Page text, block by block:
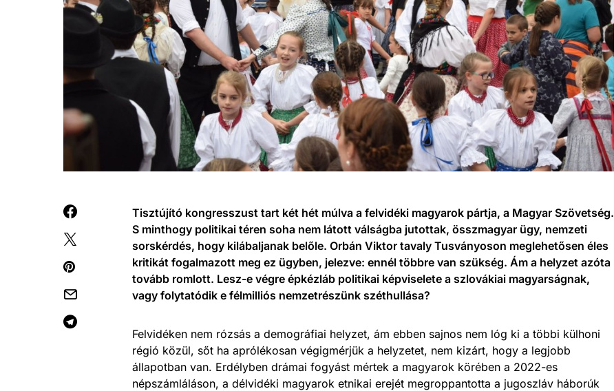
Tisztújító kongresszust tart két hét múlva a felvidéki magyarok pártja, a Magyar Szövetség.
S minthogy politikai téren soha nem látott válságba jutottak, összmagyar ügy, nemzeti
sorskérdés, hogy kilábaljanak belőle. Orbán Viktor tavaly Tusványoson meglehetősen éles
kritikát fogalmazott meg ez ügyben, jelezve: ennél többre van szükség. Ám a helyzet azóta
tovább romlott. Lesz-e végre épkézláb politikai képviselete a szlovákiai magyarságnak,
vagy folytatódik e félmilliós nemzetrészünk széthullása?
Felvidéken nem rózsás a demográfiai helyzet, ám ebben sajnos nem lóg ki a többi külhoni
régió közül, sőt ha aprólékosan végigmérjük a helyzetet, nem kizárt, hogy a legjobb
állapotban van. Erdélyben drámai fogyást mértek a magyarok körében a 2022-es
népszámláláson, a délvidéki magyarok etnikai erejét megroppantotta a jugoszláv háborúk